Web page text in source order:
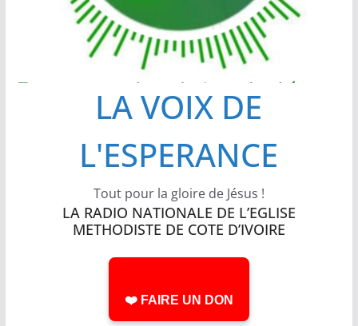
LA VOIX DE
L'ESPERANCE
Tout pour la gloire de Jésus !
LA RADIO NATIONALE DE L’EGLISE
METHODISTE DE COTE D’IVOIRE
❤️ FAIRE UN DON